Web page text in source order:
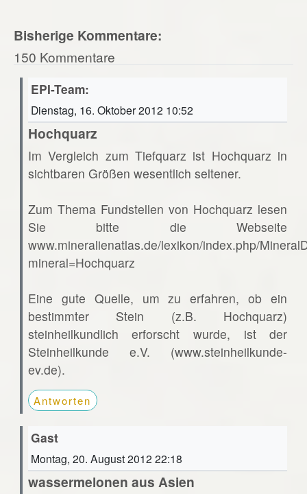
Bisherige Kommentare:
150 Kommentare
EPI-Team:
Dienstag, 16. Oktober 2012 10:52
Hochquarz
Im Vergleich zum Tiefquarz ist Hochquarz in
sichtbaren Größen wesentlich seltener.
Zum Thema Fundstellen von Hochquarz lesen
Sie bitte die Webseite
www.mineralienatlas.de/lexikon/index.php/
mineral=Hochquarz
Eine gute Quelle, um zu erfahren, ob ein
bestimmter Stein (z.B. Hochquarz)
steinheilkundlich erforscht wurde, ist der
Steinheilkunde e.V. (www.steinheilkunde-
ev.de).
Antworten
Gast
Montag, 20. August 2012 22:18
wassermelonen aus Asien